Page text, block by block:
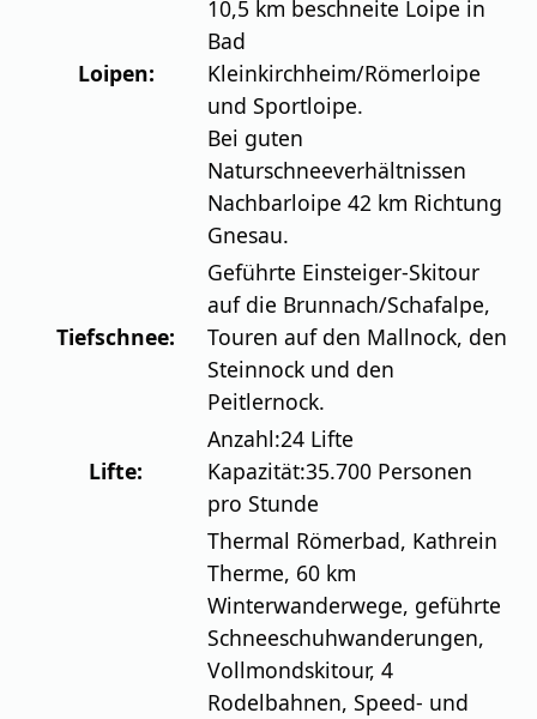
Loipen:
10,5 km beschneite Loipe in
Bad
Kleinkirchheim/Römerloipe
und Sportloipe.
Bei guten
Naturschneeverhältnissen
Nachbarloipe 42 km Richtung
Gnesau.
Tiefschnee:
Geführte Einsteiger-Skitour
auf die Brunnach/Schafalpe,
Touren auf den Mallnock, den
Steinnock und den
Peitlernock.
Lifte:
Anzahl:24 Lifte
Kapazität:35.700 Personen
pro Stunde
Thermal Römerbad, Kathrein
Therme, 60 km
Winterwanderwege, geführte
Schneeschuhwanderungen,
Vollmondskitour, 4
Rodelbahnen, Speed- und